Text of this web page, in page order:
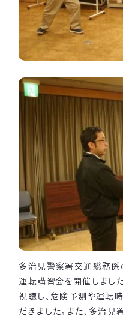
多治見警察署交通総務係
運転講習会を開催しまし
視聴し、危険予測や運転
だきました。また、多治